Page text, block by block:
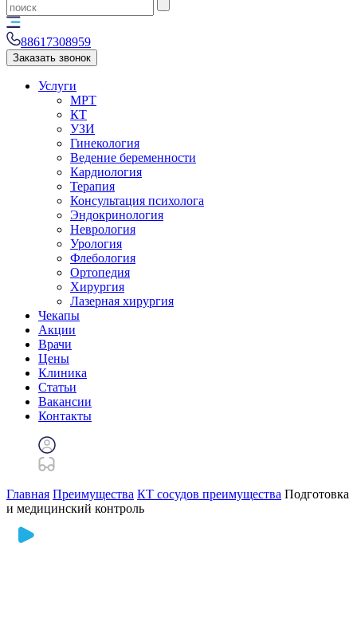
88617308959
Заказать звонок
Услуги
МРТ
КТ
УЗИ
Гинекология
Ведение беременности
Кардиология
Терапия
Консультация психолога
Эндокринология
Неврология
Урология
Флебология
Ортопедия
Хирургия
Лазерная хирургия
Чекапы
Акции
Врачи
Цены
Клиника
Статьи
Вакансии
Контакты
Главная Преимущества КТ сосудов преимущества Подготовка
и медицинский контроль